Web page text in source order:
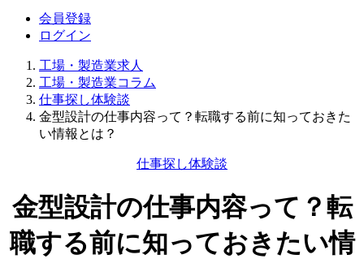
会員登録
ログイン
工場・製造業求人
工場・製造業コラム
仕事探し体験談
金型設計の仕事内容って？転職する前に知っておきた
い情報とは？
仕事探し体験談
金型設計の仕事内容って？転
職する前に知っておきたい情